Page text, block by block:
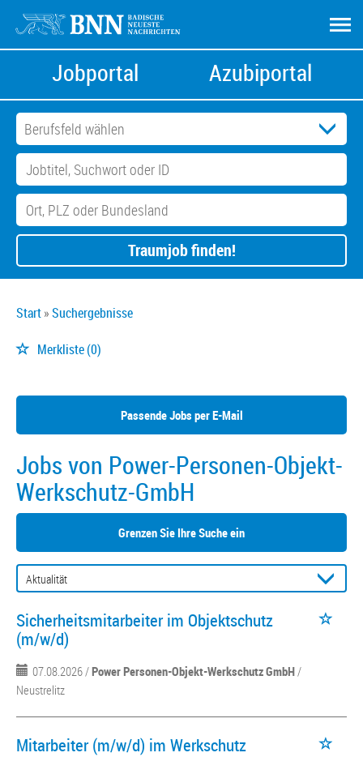
Jobportal Azubiportal
Traumjob finden!
Start Suchergebnisse
Merkliste(0)
Passende Jobs per E-Mail
Jobs von Power-Personen-Objekt-
Werkschutz-GmbH
Grenzen Sie Ihre Suche ein
Sicherheitsmitarbeiter im Objektschutz
(m/w/d)
07.08.2026 /Power Personen-Objekt-Werkschutz GmbH/
Neustrelitz
Mitarbeiter (m/w/d) im Werkschutz